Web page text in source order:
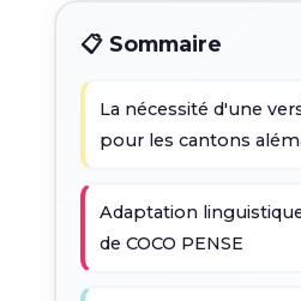
📋 Sommaire
La nécessité d'une
pour les cantons
Adaptation
de COCO PENSE